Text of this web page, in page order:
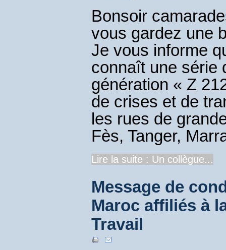
Bonsoir
vous gardez une
Je vous informe
connaît une série
génération « Z
de crises et de
les rues de
Fès, Tanger,
Lire la suite : Un collègue...
Message de
Maroc affiliés à
Travail